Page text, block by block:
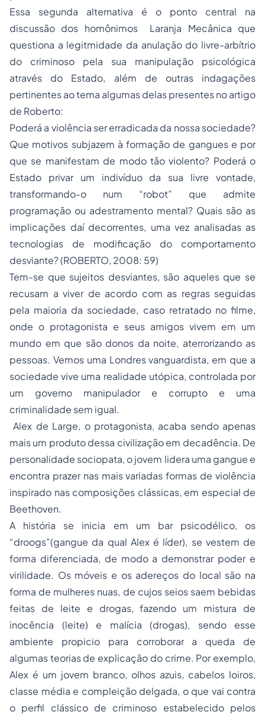
Essa segunda alternativa é o ponto central na
discussão dos homônimos Laranja Mecânica que
questiona a legitmidade da anulação do livre-arbítrio
do criminoso pela sua manipulação psicológica
através do Estado, além de outras indagações
pertinentes ao tema algumas delas presentes no artigo
de Roberto:
Poderá a violência ser erradicada da nossa sociedade?
Que motivos subjazem à formação de gangues e por
que se manifestam de modo tão violento? Poderá o
Estado privar um indivíduo da sua livre vontade,
transformando-o num “robot” que admite
programação ou adestramento mental? Quais são as
implicações daí decorrentes, uma vez analisadas as
tecnologias de modificação do comportamento
desviante? (ROBERTO, 2008: 59)
Tem-se que sujeitos desviantes, são aqueles que se
recusam a viver de acordo com as regras seguidas
pela maioria da sociedade, caso retratado no filme,
onde o protagonista e seus amigos vivem em um
mundo em que são donos da noite, aterrorizando as
pessoas. Vemos uma Londres vanguardista, em que a
sociedade vive uma realidade utópica, controlada por
um governo manipulador e corrupto e uma
criminalidade sem igual.
Alex de Large, o protagonista, acaba sendo apenas
mais um produto dessa civilização em decadência. De
personalidade sociopata, o jovem lidera uma gangue e
encontra prazer nas mais variadas formas de violência
inspirado nas composições clássicas, em especial de
Beethoven.
A história se inicia em um bar psicodélico, os
“droogs”(gangue da qual Alex é líder), se vestem de
forma diferenciada, de modo a demonstrar poder e
virilidade. Os móveis e os adereços do local são na
forma de mulheres nuas, de cujos seios saem bebidas
feitas de leite e drogas, fazendo um mistura de
inocência (leite) e malícia (drogas), sendo esse
ambiente propicio para corroborar a queda de
algumas teorias de explicação do crime. Por exemplo,
Alex é um jovem branco, olhos azuis, cabelos loiros,
classe média e compleição delgada, o que vai contra
o perfil clássico de criminoso estabelecido pelos